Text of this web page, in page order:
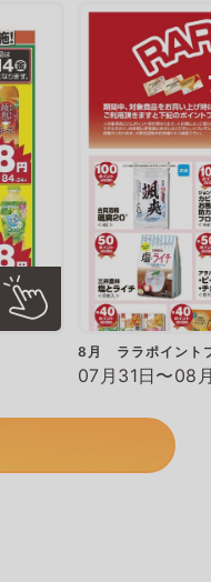
8月 ララポイント
07月31日〜08